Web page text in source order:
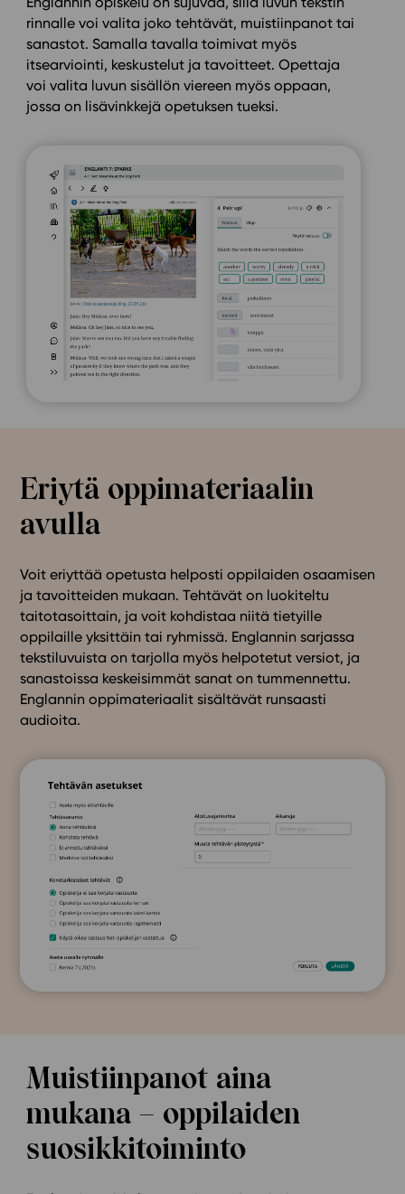
rinnalle voi valita joko tehtävät, muistiinpanot tai
sanastot. Samalla tavalla toimivat myös
itsearviointi, keskustelut ja tavoitteet. Opettaja
voi valita luvun sisällön viereen myös oppaan,
jossa on lisävinkkejä opetuksen tueksi.
Eriytä oppimateriaalin
avulla
Voit eriyttää opetusta helposti oppilaiden osaamisen
ja tavoitteiden mukaan. Tehtävät on luokiteltu
taitotasoittain, ja voit kohdistaa niitä tietyille
oppilaille yksittäin tai ryhmissä. Englannin sarjassa
tekstiluvuista on tarjolla myös helpotetut versiot, ja
sanastoissa keskeisimmät sanat on tummennettu.
Englannin oppimateriaalit sisältävät runsaasti
audioita.
Muistiinpanot aina
mukana – oppilaiden
suosikkitoiminto